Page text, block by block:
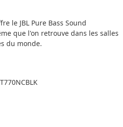
le JBL Pure Bass Sound
que l'on retrouve dans les salles
du monde.